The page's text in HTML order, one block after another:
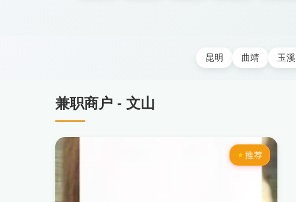
昆明 曲靖 玉溪
兼职商户 - 文山
推荐